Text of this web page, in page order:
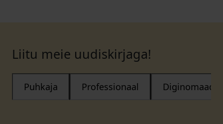
Liitu meie uudiskirjaga!
Puhkaja Professionaal Diginomaad